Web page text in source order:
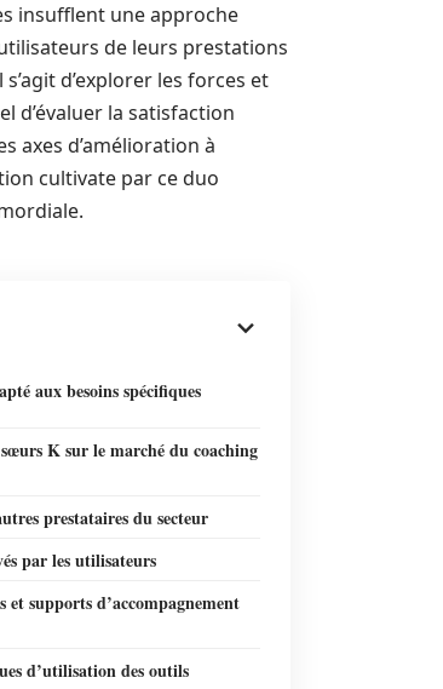
insufflent une approche
de leurs prestations
d’explorer les forces et
d’évaluer la satisfaction
axes d’amélioration à
cultivate par ce duo
aux besoins spécifiques
K sur le marché du coaching
prestataires du secteur
par les utilisateurs
et supports d’accompagnement
d’utilisation des outils